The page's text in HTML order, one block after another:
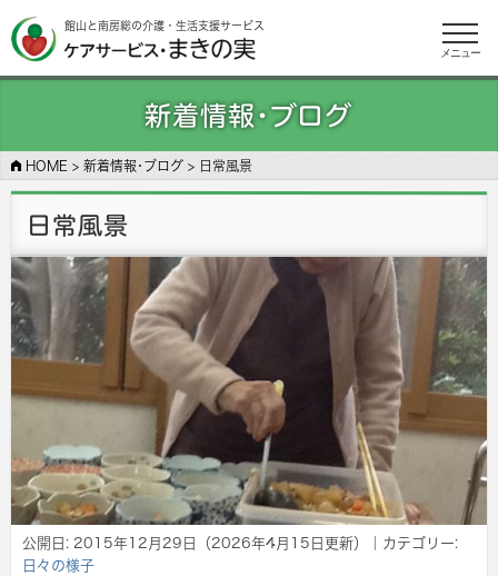
館山と南房総の介護・生活支援サービス
メニュー
新着情報･ブログ
HOME > 新着情報･ブログ > 日常風景
日常風景
公開日: 2015年12月29日 （2026年4月15日更新）
｜カテゴリー:
日々の様子